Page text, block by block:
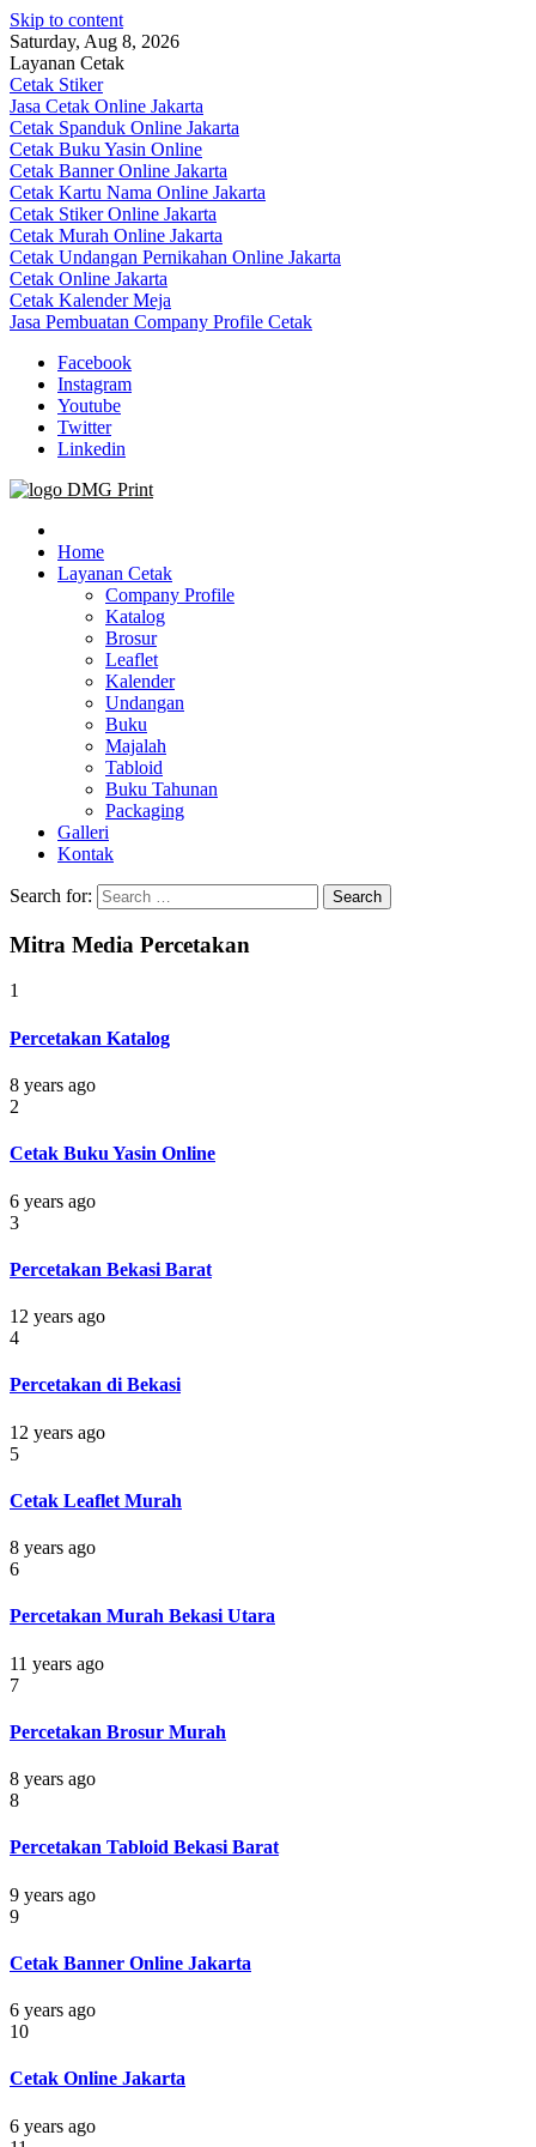
Skip to content
Saturday, Aug 8, 2026
Layanan Cetak
Cetak Stiker
Jasa Cetak Online Jakarta
Cetak Spanduk Online Jakarta
Cetak Buku Yasin Online
Cetak Banner Online Jakarta
Cetak Kartu Nama Online Jakarta
Cetak Stiker Online Jakarta
Cetak Murah Online Jakarta
Cetak Undangan Pernikahan Online Jakarta
Cetak Online Jakarta
Cetak Kalender Meja
Jasa Pembuatan Company Profile Cetak
Facebook
Instagram
Youtube
Twitter
Linkedin
Jasa Cetak Online DMG Printing
Home
Layanan Cetak
Company Profile
Katalog
Brosur
Leaflet
Kalender
Undangan
Buku
Majalah
Tabloid
Buku Tahunan
Packaging
Galleri
Kontak
Search for:
Mitra Media Percetakan
1
Percetakan Katalog
8 years ago
2
Cetak Buku Yasin Online
6 years ago
3
Percetakan Bekasi Barat
12 years ago
4
Percetakan di Bekasi
12 years ago
5
Cetak Leaflet Murah
8 years ago
6
Percetakan Murah Bekasi Utara
11 years ago
7
Percetakan Brosur Murah
8 years ago
8
Percetakan Tabloid Bekasi Barat
9 years ago
9
Cetak Banner Online Jakarta
6 years ago
10
Cetak Online Jakarta
6 years ago